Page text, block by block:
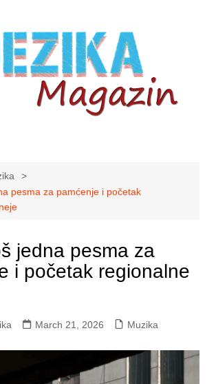
pesma za pamćenje i početak
jedna pesma za
i početak regionalne
March 21, 2026 Muzika